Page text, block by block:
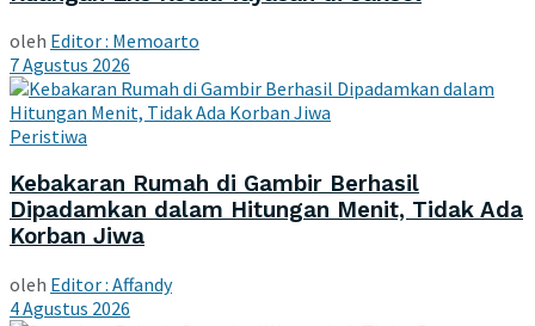
oleh Editor : Memoarto
7 Agustus 2026
Peristiwa
Kebakaran Rumah di Gambir Berhasil
Dipadamkan dalam Hitungan Menit, Tidak Ada
Korban Jiwa
oleh Editor : Affandy
4 Agustus 2026